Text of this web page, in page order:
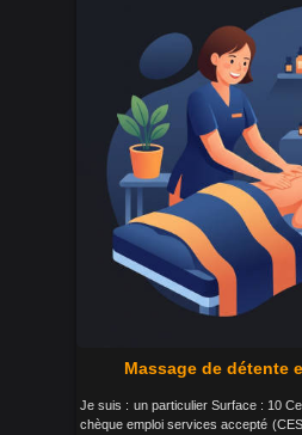
Massage de détente
Je suis : un particulier Surface : 10
chèque emploi services accepté